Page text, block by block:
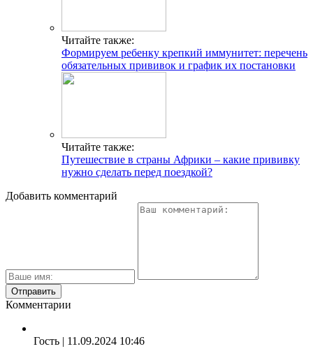
Читайте также:
Формируем ребенку крепкий иммунитет: перечень
обязательных прививок и график их постановки
Читайте также:
Путешествие в страны Африки – какие прививку
нужно сделать перед поездкой?
Добавить комментарий
Комментарии
Гость | 11.09.2024 10:46